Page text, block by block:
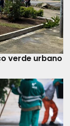
verde urbano